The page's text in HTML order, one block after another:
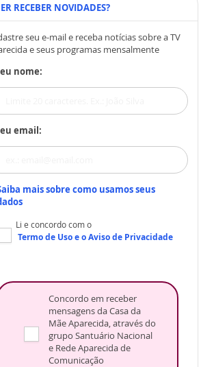
RECEBER NOVIDADES?
seu e-mail e receba notícias sobre a TV
e seus programas mensalmente
nome:
email:
mais sobre como usamos seus
Li e concordo com o
Termo de Usoe oAviso de Privacidade
Concordo em receber
mensagens da Casa da
Mãe Aparecida, através do
grupo Santuário Nacional
e Rede Aparecida de
Comunicação